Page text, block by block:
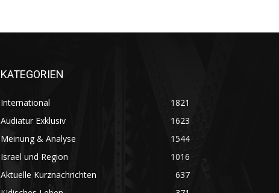
KATEGORIEN
International
1821
Audiatur Exklusiv
1623
Meinung & Analyse
1544
Israel und Region
1016
Aktuelle Kurznachrichten
637